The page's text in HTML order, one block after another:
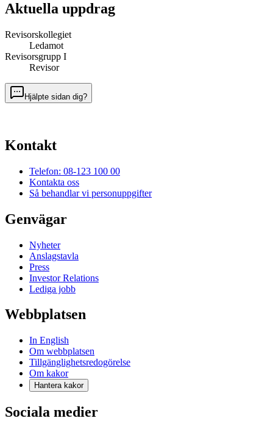
Aktuella uppdrag
Revisorskollegiet
Ledamot
Revisorsgrupp I
Revisor
Hjälpte sidan dig?
Kontakt
Telefon: 08-123 100 00
Kontakta oss
Så behandlar vi personuppgifter
Genvägar
Nyheter
Anslagstavla
Press
Investor Relations
Lediga jobb
Webbplatsen
In English
Om webbplatsen
Tillgänglighetsredogörelse
Om kakor
Hantera kakor
Sociala medier